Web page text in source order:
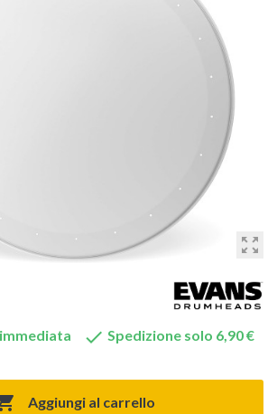
zoom_out_map
 Spedizione solo 6,90 €
Aggiungi al carrello